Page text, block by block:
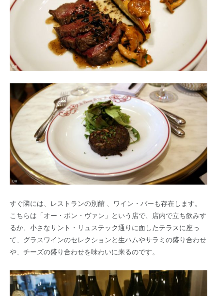
すぐ隣には、レストランの別館 、ワイン・バーも存在します。
こちらは「オー・ボン・ヴァン」という店で、店内で立ち飲みす
るか、小さなサント・リュステック通りに面したテラスに座っ
て、グラスワインのセレクションと生ハムやサラミの盛り合わせ
や、チーズの盛り合わせを味わいに来るのです。